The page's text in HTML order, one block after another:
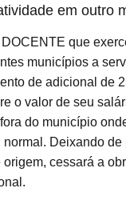
em outro
que
municípios a
de adicional de
o valor de seu
do município
normal. Deixando de
cessará a